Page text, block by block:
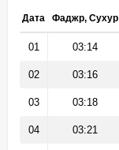
Дата Фаджр, Сухур
01 03:14
02 03:16
03 03:18
04 03:21